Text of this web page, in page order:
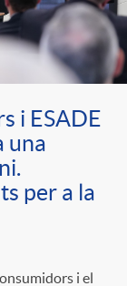
i ESADE
una
per a la
i el